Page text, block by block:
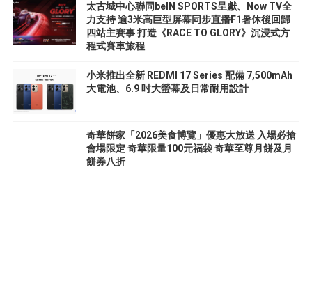
太古城中心聯同beIN SPORTS呈獻、Now TV全
力支持 逾3米高巨型屏幕同步直播F1暑休後回歸
四站主賽事 打造《RACE TO GLORY》沉浸式方
程式賽車旅程
小米推出全新 REDMI 17 Series 配備 7,500mAh
大電池、6.9 吋大螢幕及日常耐用設計
奇華餅家「2026美食博覽」優惠大放送 入場必搶
會場限定 奇華限量100元福袋 奇華至尊月餅及月
餅券八折